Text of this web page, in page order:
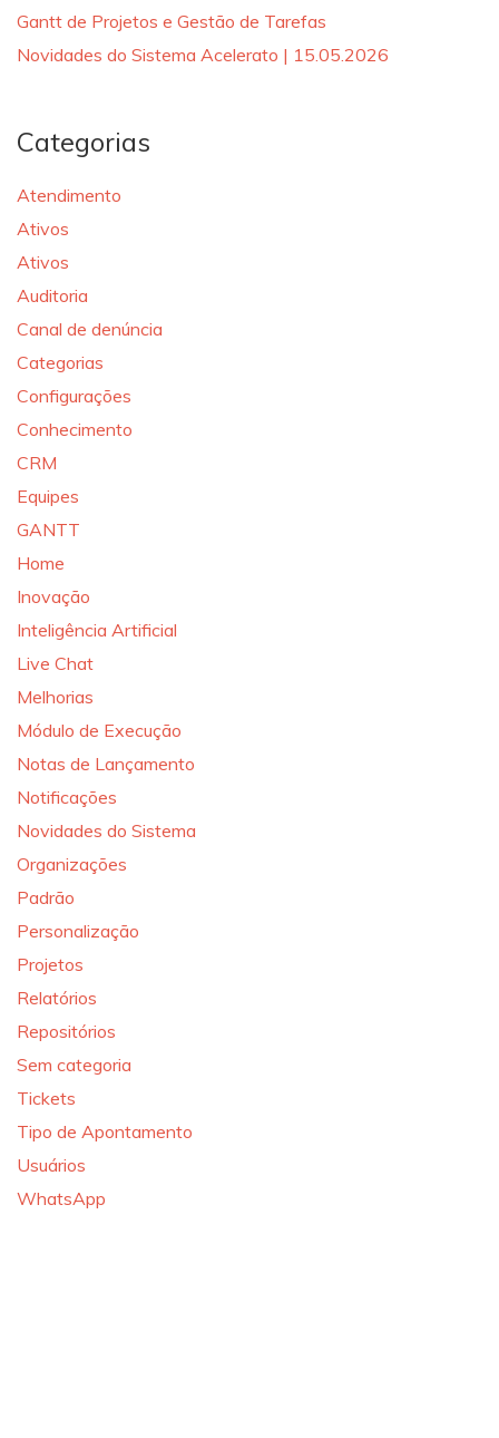
Gantt de Projetos e Gestão de Tarefas
Novidades do Sistema Acelerato | 15.05.2026
Categorias
Atendimento
Ativos
Ativos
Auditoria
Canal de denúncia
Categorias
Configurações
Conhecimento
CRM
Equipes
GANTT
Home
Inovação
Inteligência Artificial
Live Chat
Melhorias
Módulo de Execução
Notas de Lançamento
Notificações
Novidades do Sistema
Organizações
Padrão
Personalização
Projetos
Relatórios
Repositórios
Sem categoria
Tickets
Tipo de Apontamento
Usuários
WhatsApp